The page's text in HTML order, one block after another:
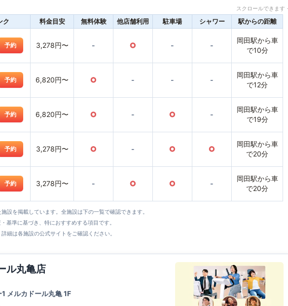
スクロールできま
ク 料金目安 無料体験 他店舗利用 駐車場 シャワー 駅からの距離
予約 3,278円〜 - ○ - -
岡田駅から車
で10分
予約 6,820円〜 ○ - - -
岡田駅から車
で12分
予約 6,820円〜 ○ - ○ -
岡田駅から車
で19分
予約 3,278円〜 ○ - ○ ○
岡田駅から車
で20分
予約 3,278円〜 - ○ ○ -
岡田駅から車
で20分
設を掲載しています。全施設は下の一覧で確認できます。
基準に基づき、特におすすめする項目です。
細は各施設の公式サイトをご確認ください。
ル丸亀店
メルカドール丸亀 1F